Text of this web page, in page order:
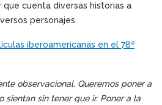
cuenta diversas historias a
personajes.
iberoamericanas en el 78º
observacional. Queremos poner a
sientan sin tener que ir. Poner a la